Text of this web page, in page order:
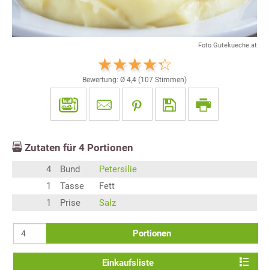
Foto Gutekueche.at
Bewertung: Ø 4,4 (107 Stimmen)
Zutaten für 4 Portionen
4 Bund
Petersilie
1
Tasse
Fett
1
Prise Salz
Portionen
Einkaufsliste